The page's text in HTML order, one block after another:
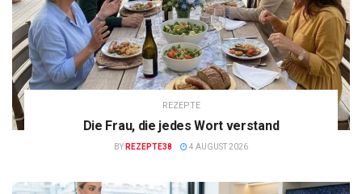
REZEPTE
Die Frau, die jedes Wort verstand
BY REZEPTE38 4 AUGUST 2026